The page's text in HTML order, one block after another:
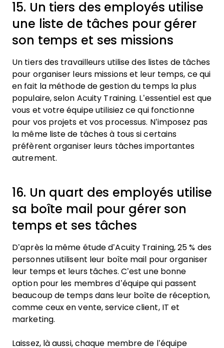
15. Un tiers des employés utilise
une liste de tâches pour gérer
son temps et ses missions
Un tiers des travailleurs utilise des listes de tâches
pour organiser leurs missions et leur temps, ce qui
en fait la méthode de gestion du temps la plus
populaire, selon Acuity Training. L’essentiel est que
vous et votre équipe utilisiez ce qui fonctionne
pour vos projets et vos processus. N’imposez pas
la même liste de tâches à tous si certains
préfèrent organiser leurs tâches importantes
autrement.
16. Un quart des employés utilise
sa boîte mail pour gérer son
temps et ses tâches
D’après la même étude d’Acuity Training, 25 % des
personnes utilisent leur boîte mail pour organiser
leur temps et leurs tâches. C’est une bonne
option pour les membres d’équipe qui passent
beaucoup de temps dans leur boîte de réception,
comme ceux en vente, service client, IT et
marketing.
Laissez, là aussi, chaque membre de l’équipe